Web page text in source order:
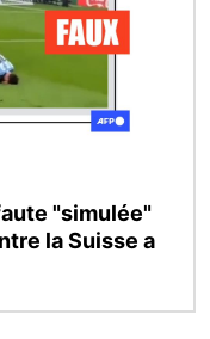
"simulée"
la Suisse a